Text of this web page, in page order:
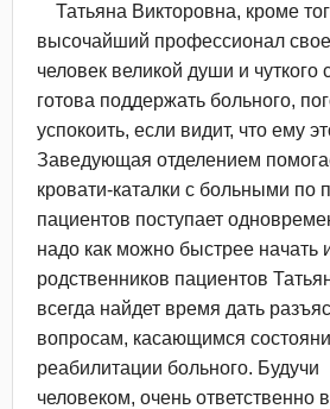
Татьяна Викторовна, кроме
высочайший профессионал
человек великой души и чуткого
готова поддержать больного,
успокоить, если видит, что ему
Заведующая отделением
кровати-каталки с больными по
пациентов поступает
надо как можно быстрее начать
родственников пациентов
всегда найдет время дать
вопросам, касающимся
реабилитации больного.
человеком, очень